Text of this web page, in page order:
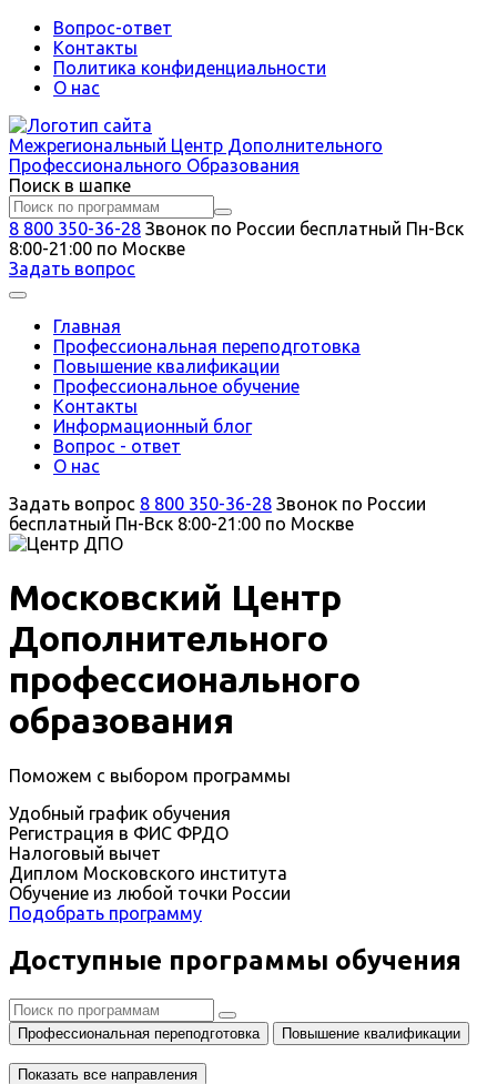
Вопрос-ответ
Контакты
Политика конфиденциальности
О нас
Межрегиональный Центр Дополнительного
Профессионального Образования
Поиск в шапке
8 800 350-36-28 Звонок по России бесплатный Пн-Вск
8:00-21:00 по Москве
Задать вопрос
Главная
Профессиональная переподготовка
Повышение квалификации
Профессиональное обучение
Контакты
Информационный блог
Вопрос - ответ
О нас
Задать вопрос 8 800 350-36-28 Звонок по России
бесплатный Пн-Вск 8:00-21:00 по Москве
Московский Центр
Дополнительного
профессионального
образования
Поможем с выбором программы
Удобный график обучения
Регистрация в ФИС ФРДО
Налоговый вычет
Диплом Московского института
Обучение из любой точки России
Подобрать программу
Доступные программы обучения
Профессиональная переподготовка Повышение квалификации
Показать все направления